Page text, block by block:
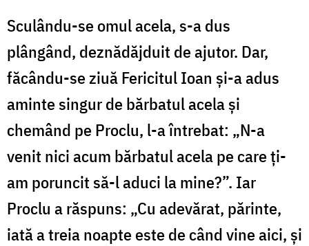
Sculându-se omul acela, s-a dus
plângând, deznădăjduit de ajutor. Dar,
făcându-se ziuă Fericitul Ioan și-a adus
aminte singur de bărbatul acela și
chemând pe Proclu, l-a întrebat: „N-a
venit nici acum bărbatul acela pe care ți-
am poruncit să-l aduci la mine?”. Iar
Proclu a răspuns: „Cu adevărat, părinte,
iată a treia noapte este de când vine aici, și